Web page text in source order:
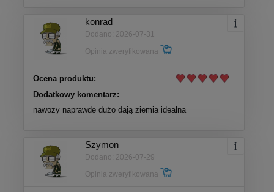
konrad
Dodano: 2026-07-31
Opinia zweryfikowana
Ocena produktu:
Dodatkowy komentarz:
nawozy naprawdę dużo dają ziemia idealna
Szymon
Dodano: 2026-07-29
Opinia zweryfikowana